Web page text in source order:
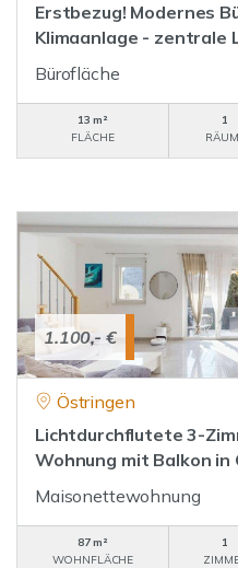
Erstbezug! Modernes
Klimaanlage - zentrale
Bürofläche
13 m²
FLÄCHE
1
1.100,- €
Östringen
Lichtdurchflutete 3-
Wohnung mit Balkon
Maisonettewohnung
87 m²
WOHNFLÄCHE
1